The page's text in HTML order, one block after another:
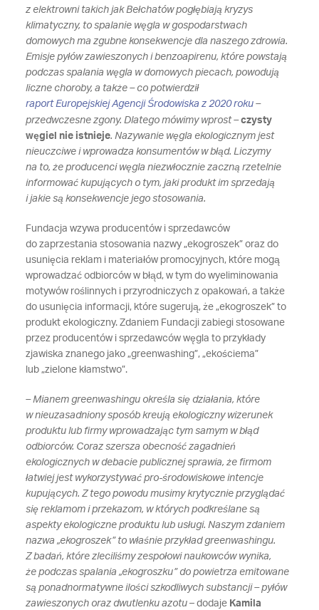
z elektrowni takich jak Bełchatów pogłębiają kryzys
klimatyczny, to spalanie węgla w gospodarstwach
domowych ma zgubne konsekwencje dla naszego zdrowia.
Emisje pyłów zawieszonych i benzoapirenu, które powstają
podczas spalania węgla w domowych piecach, powodują
liczne choroby, a także – co potwierdził
raport Europejskiej Agencji Środowiska z 2020 roku–
przedwczesne zgony. Dlatego mówimy wprost –czysty
węgiel nie istnieje. Nazywanie węgla ekologicznym jest
nieuczciwe i wprowadza konsumentów w błąd. Liczymy
na to, że producenci węgla niezwłocznie zaczną rzetelnie
informować kupujących o tym, jaki produkt im sprzedają
i jakie są konsekwencje jego stosowania.
Fundacja wzywa producentów i sprzedawców
do zaprzestania stosowania nazwy „ekogroszek” oraz do
usunięcia reklam i materiałów promocyjnych, które mogą
wprowadzać odbiorców w błąd, w tym do wyeliminowania
motywów roślinnych i przyrodniczych z opakowań, a także
do usunięcia informacji, które sugerują, że „ekogroszek” to
produkt ekologiczny. Zdaniem Fundacji zabiegi stosowane
przez producentów i sprzedawców węgla to przykłady
zjawiska znanego jako „greenwashing”, „ekościema”
lub „zielone kłamstwo”.
– Mianem greenwashingu określa się działania, które
w nieuzasadniony sposób kreują ekologiczny wizerunek
produktu lub firmy wprowadzając tym samym w błąd
odbiorców. Coraz szersza obecność zagadnień
ekologicznych w debacie publicznej sprawia, że firmom
łatwiej jest wykorzystywać pro-środowiskowe intencje
kupujących. Z tego powodu musimy krytycznie przyglądać
się reklamom i przekazom, w których podkreślane są
aspekty ekologiczne produktu lub usługi. Naszym zdaniem
nazwa „ekogroszek” to właśnie przykład greenwashingu.
Z badań, które zleciliśmy zespołowi naukowców wynika,
że podczas spalania „ekogroszku” do powietrza emitowane
są ponadnormatywne ilości szkodliwych substancji – pyłów
zawieszonych oraz dwutlenku azotu– dodajeKamila